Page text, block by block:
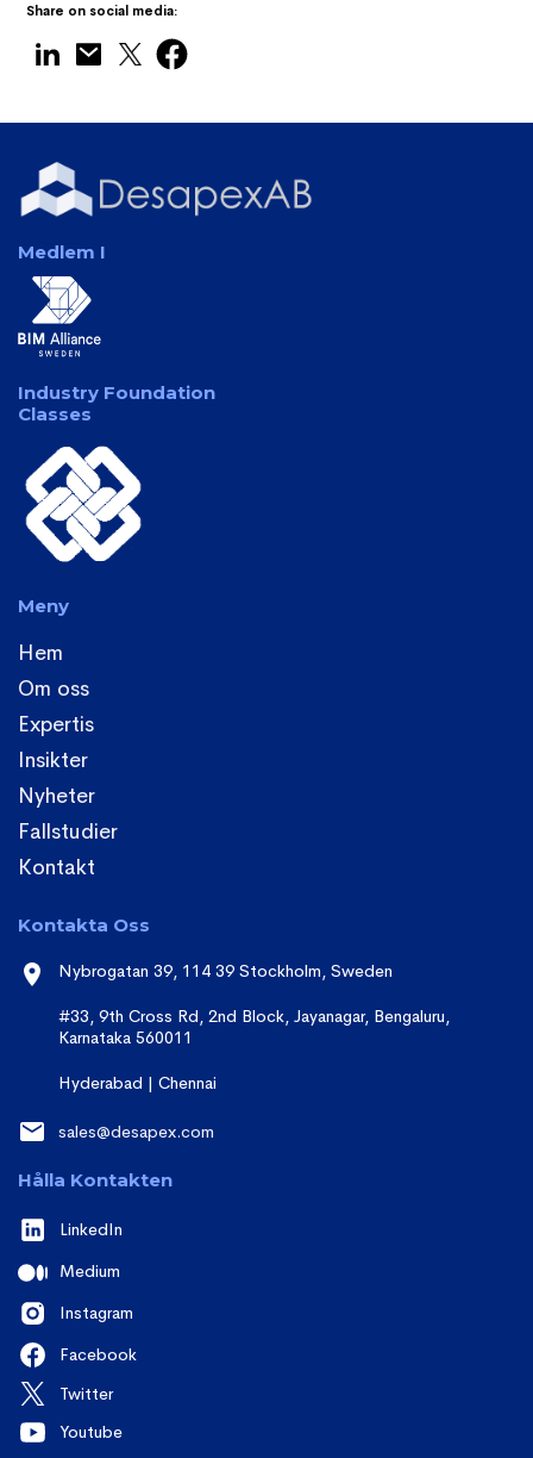
Share on social media:
Medlem I
Industry Foundation
Classes
Meny
Hem
Om oss
Expertis
Insikter
Nyheter
Fallstudier
Kontakt
Kontakta Oss
Nybrogatan 39, 114 39 Stockholm, Sweden
#33, 9th Cross Rd, 2nd Block, Jayanagar, Bengaluru,
Karnataka 560011
Hyderabad | Chennai
sales@desapex.com
Hålla Kontakten
LinkedIn
Medium
Instagram
Facebook
Twitter
Youtube